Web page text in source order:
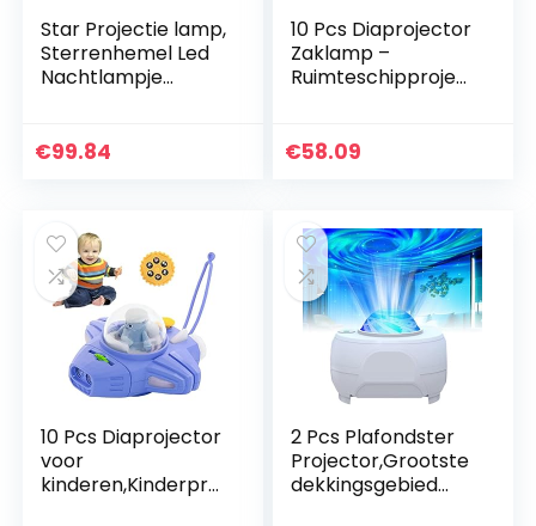
Star Projectie lamp,
Sterrenhemel Led
Nachtlampje
Kinderen
€99.84
10 Pcs Diaprojector
Zaklamp –
Ruimteschipproject
Projector Fakkels
€58.09
10 Pcs Diaprojector
voor
kinderen,Kinderproj
2 Pcs Plafondster
Projector,Grootste
dekkingsgebied